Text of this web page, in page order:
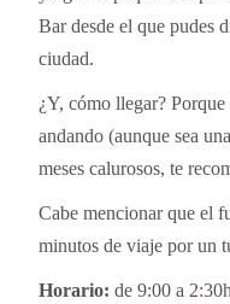
Bar desde el que pudes
ciudad.
¿Y, cómo llegar?
andando (aunque sea
meses calurosos, te
Cabe mencionar que el
minutos de viaje por un
Horario:de 9:00 a